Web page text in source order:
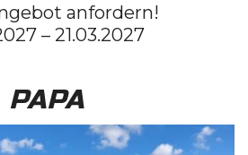
anfordern!
– 21.03.2027
PAPA